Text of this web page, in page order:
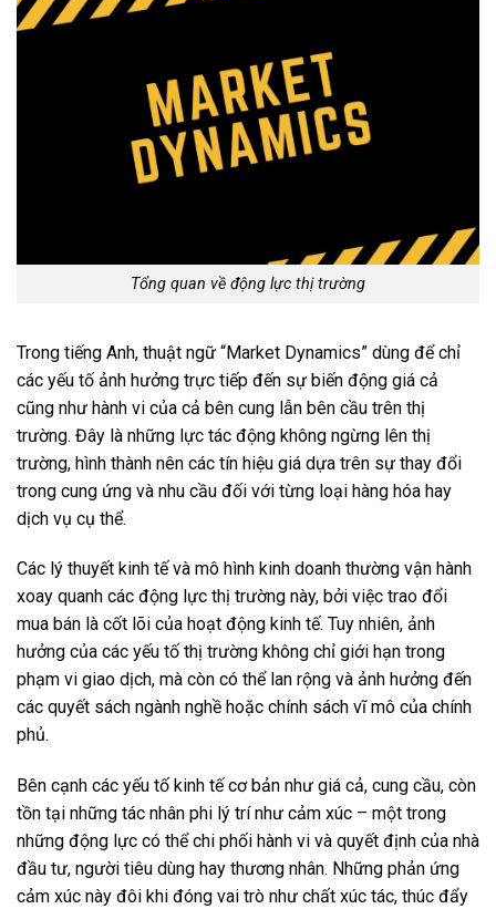
Tổng quan về động lực thị trường
Trong tiếng Anh, thuật ngữ “Market Dynamics” dùng để chỉ
các yếu tố ảnh hưởng trực tiếp đến sự biến động giá cả
cũng như hành vi của cả bên cung lẫn bên cầu trên thị
trường. Đây là những lực tác động không ngừng lên thị
trường, hình thành nên các tín hiệu giá dựa trên sự thay đổi
trong cung ứng và nhu cầu đối với từng loại hàng hóa hay
dịch vụ cụ thể.
Các lý thuyết kinh tế và mô hình kinh doanh thường vận hành
xoay quanh các động lực thị trường này, bởi việc trao đổi
mua bán là cốt lõi của hoạt động kinh tế. Tuy nhiên, ảnh
hưởng của các yếu tố thị trường không chỉ giới hạn trong
phạm vi giao dịch, mà còn có thể lan rộng và ảnh hưởng đến
các quyết sách ngành nghề hoặc chính sách vĩ mô của chính
phủ.
Bên cạnh các yếu tố kinh tế cơ bản như giá cả, cung cầu, còn
tồn tại những tác nhân phi lý trí như cảm xúc – một trong
những động lực có thể chi phối hành vi và quyết định của nhà
đầu tư, người tiêu dùng hay thương nhân. Những phản ứng
cảm xúc này đôi khi đóng vai trò như chất xúc tác, thúc đẩy